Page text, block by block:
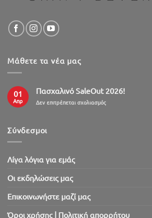
Μάθετε τα νέα μας
01
Απρ
Πασχαλινό SaleOut 2026!
Δεν επιτρέπεται σχολιασμόςστο
Σύνδεσμοι
Λίγα λόγια για εμάς
Oι εκδηλώσεις μας
Επικοινωνήστε μαζί μας
Όροι χρήσης | Πολιτική απορρήτου